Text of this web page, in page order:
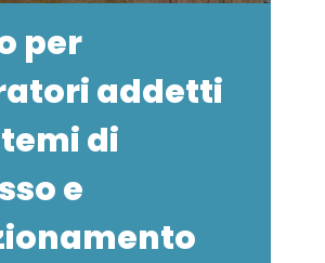
per
addetti
di
e